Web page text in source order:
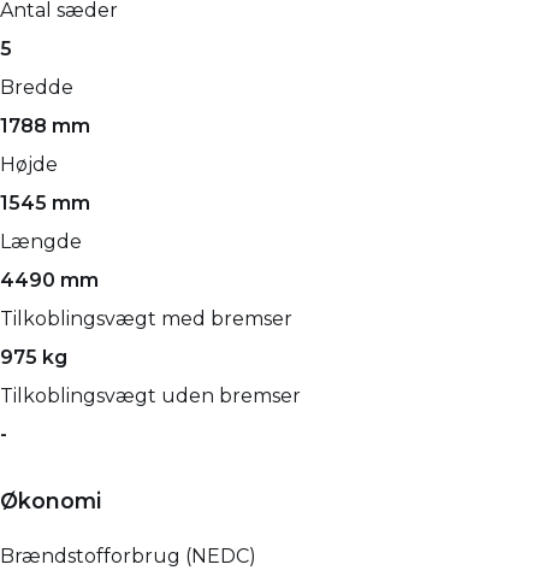
Antal sæder
5
Bredde
1788 mm
Højde
1545 mm
Længde
4490 mm
Tilkoblingsvægt med bremser
975 kg
Tilkoblingsvægt uden bremser
-
Økonomi
Brændstofforbrug (NEDC)